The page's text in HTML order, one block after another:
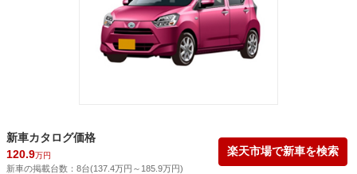
新車カタログ価格
120.9万円
新車の掲載台数： 8台(137.4万円 ～ 185.9万円)
楽天市場で新車を検索